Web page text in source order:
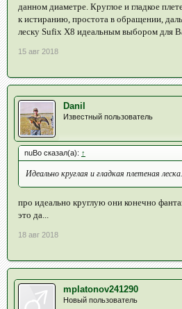
данном диаметре. Круглое и гладкое
к истиранию, простота в обращении,
леску Sufix X8 идеальным выбором для
15 авг 2018
Danil
Известный пользователь
nuBo сказал(а): ↑
Идеально круглая и гладкая плетеная леска.
про идеально круглую они конечно
это да...
18 авг 2018
mplatonov241290
Новый пользователь